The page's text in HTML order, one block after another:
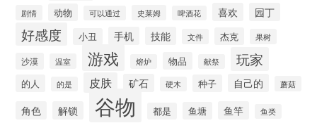
剧情
动物 可以通过 史莱姆 啤酒花 喜欢 园丁
好感度 小丑 手机 技能 文件 杰克 果树
沙漠 温室 游戏 熔炉 物品 献祭 玩家
的人 的是 皮肤 矿石 硬木 种子 自己的 蘑菇
角色 解锁 谷物 都是 鱼塘 鱼竿 鱼类